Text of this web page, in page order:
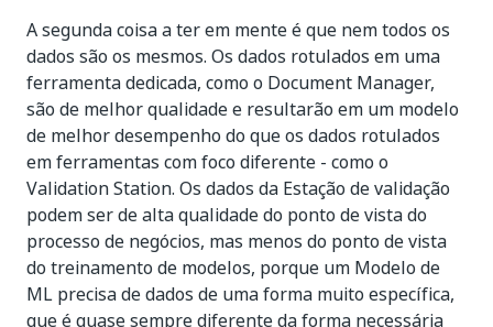
A segunda coisa a ter em mente é que nem todos os
dados são os mesmos. Os dados rotulados em uma
ferramenta dedicada, como o Document Manager,
são de melhor qualidade e resultarão em um modelo
de melhor desempenho do que os dados rotulados
em ferramentas com foco diferente - como o
Validation Station. Os dados da Estação de validação
podem ser de alta qualidade do ponto de vista do
processo de negócios, mas menos do ponto de vista
do treinamento de modelos, porque um Modelo de
ML precisa de dados de uma forma muito específica,
que é quase sempre diferente da forma necessária